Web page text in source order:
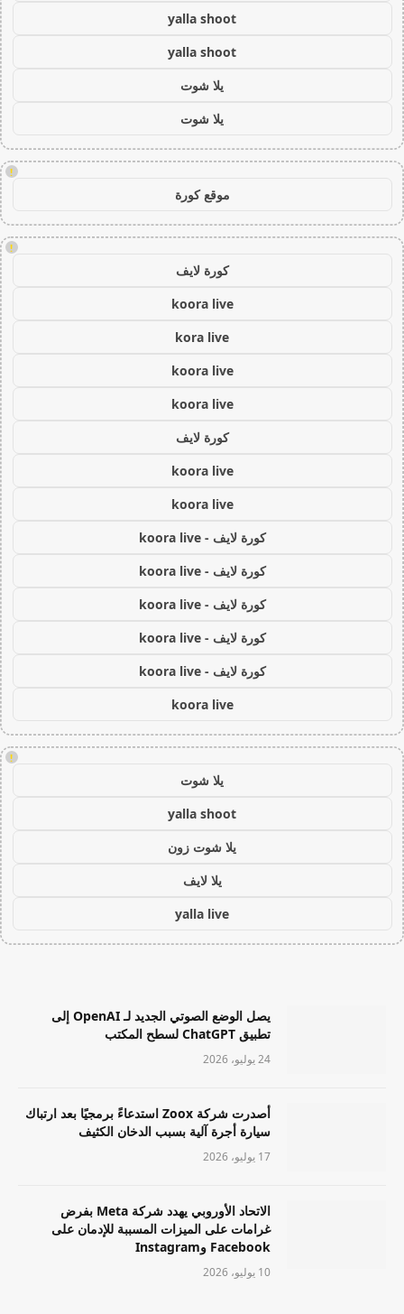
yalla shoot
yalla shoot
يلا شوت
يلا شوت
!
موقع كورة
!
كورة لايف
koora live
kora live
koora live
koora live
كورة لايف
koora live
koora live
كورة لايف - koora live
كورة لايف - koora live
كورة لايف - koora live
كورة لايف - koora live
كورة لايف - koora live
koora live
!
يلا شوت
yalla shoot
يلا شوت زون
يلا لايف
yalla live
يصل الوضع الصوتي الجديد لـ OpenAI إلى
تطبيق ChatGPT لسطح المكتب
24 يوليو، 2026
أصدرت شركة Zoox استدعاءً برمجيًا بعد ارتباك
سيارة أجرة آلية بسبب الدخان الكثيف
17 يوليو، 2026
الاتحاد الأوروبي يهدد شركة Meta بفرض
غرامات على الميزات المسببة للإدمان على
Facebook وInstagram
10 يوليو، 2026